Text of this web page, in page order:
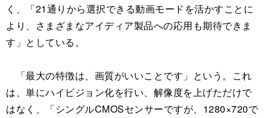
く、「21通りから選択できる動画モードを活かすことに
より、さまざまなアイディア製品への応用も期待できま
す」としている。
「最大の特徴は、画質がいいことです」という。これ
は、単にハイビジョン化を行い、解像度を上げただけで
はなく、「シングルCMOSセンサーですが、1280×720で